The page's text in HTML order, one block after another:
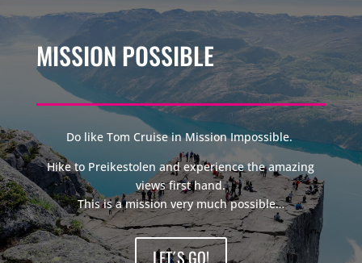
MISSION POSSIBLE
Do like Tom Cruise in Mission Impossible.
Hike to Preikestolen and experience the amazing
views first hand.
This is a mission very much possible…
LET´S GO!